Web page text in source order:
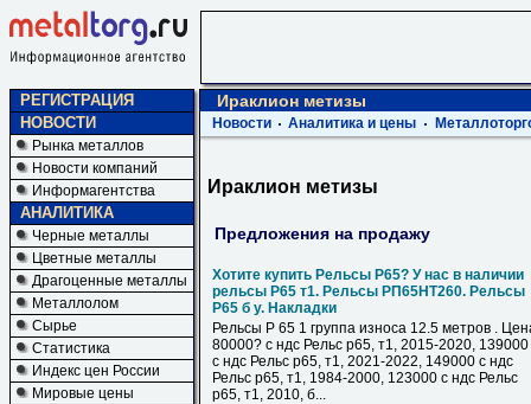
РЕГИСТРАЦИЯ
НОВОСТИ
Рынка металлов
Новости компаний
Информагентства
АНАЛИТИКА
Черные металлы
Цветные металлы
Драгоценные металлы
Металлолом
Сырье
Статистика
Индекс цен России
Мировые цены
Ираклион метизы
Новости Аналитика и цены
Ираклион метизы
Предложения на продажу
Хотите купить Рельсы Р65? У нас в наличии
рельсы Р65 т1. Рельсы РП65НТ260. Рельсы
Р65 б у. Накладки
Рельсы Р 65 1 группа износа 12.5 метров .
80000? с ндс Рельс р65, т1, 2015-2020, 139000
с ндс Рельс р65, т1, 2021-2022, 149000 с ндс
Рельс р65, т1, 1984-2000, 123000 с ндс Рельс
р65, т1, 2010, б...